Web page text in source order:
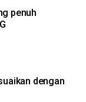
penuh
dengan